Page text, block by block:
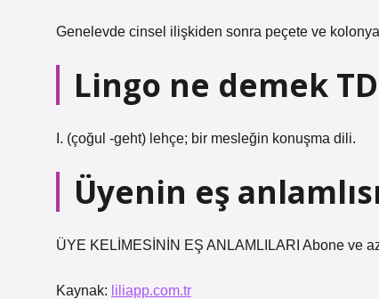
Genelevde cinsel ilişkiden sonra peçete ve
Lingo ne demek
I. (çoğul -geht) lehçe; bir mesleğin konuşma dili.
Üyenin eş
ÜYE KELİMESİNİN EŞ ANLAMLILARI Abone ve
Kaynak: liliapp.com.tr